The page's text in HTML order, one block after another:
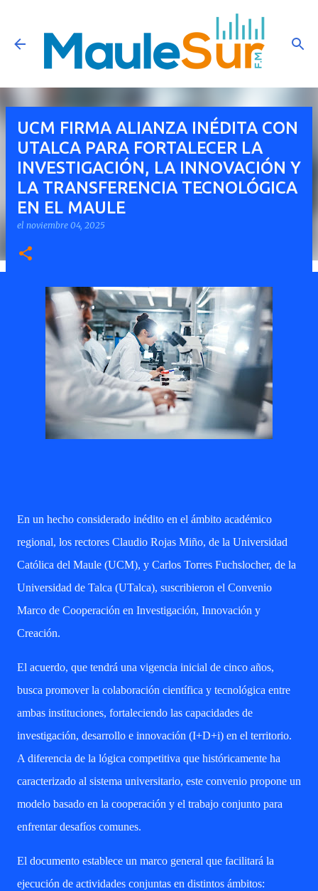
Ir al contenido principal
UCM FIRMA ALIANZA INÉDITA CON
UTALCA PARA FORTALECER LA
INVESTIGACIÓN, LA INNOVACIÓN Y
LA TRANSFERENCIA TECNOLÓGICA
EN EL MAULE
el noviembre 04, 2025
En un hecho considerado inédito en el ámbito académico
regional, los rectores Claudio Rojas Miño, de la Universidad
Católica del Maule (UCM), y Carlos Torres Fuchslocher, de la
Universidad de Talca (UTalca), suscribieron el Convenio
Marco de Cooperación en Investigación, Innovación y
Creación.
El acuerdo, que tendrá una vigencia inicial de cinco años,
busca promover la colaboración científica y tecnológica entre
ambas instituciones, fortaleciendo las capacidades de
investigación, desarrollo e innovación (I+D+i) en el territorio.
A diferencia de la lógica competitiva que históricamente ha
caracterizado al sistema universitario, este convenio propone un
modelo basado en la cooperación y el trabajo conjunto para
enfrentar desafíos comunes.
El documento establece un marco general que facilitará la
ejecución de actividades conjuntas en distintos ámbitos: